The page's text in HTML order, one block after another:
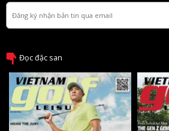
Đọc đặc san